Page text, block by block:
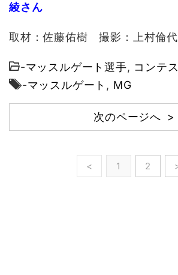
綾さん
取材：佐藤佑樹 撮影：上村倫代
-マッスルゲート選手, コンテ
-マッスルゲート , MG
次のページへ >
< 1 2